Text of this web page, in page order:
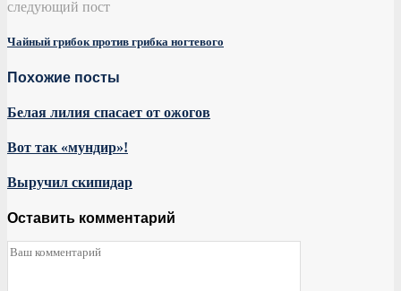
следующий пост
Чайный грибок против грибка ногтевого
Похожие посты
Белая лилия спасает от ожогов
Вот так «мундир»!
Выручил скипидар
Оставить комментарий